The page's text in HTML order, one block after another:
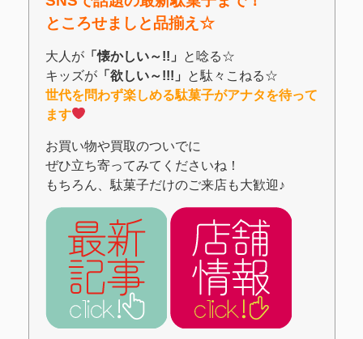
ところせましと品揃え☆
大人が「懐かしい～!!」
と唸る☆
キッズが「欲しい～!!!」
と駄々こねる☆
世代を問わず楽しめる駄菓子がアナタを待って
ます
お買い物や買取のついでに
ぜひ立ち寄ってみてくださいね！
もちろん、駄菓子だけのご来店も大歓迎♪